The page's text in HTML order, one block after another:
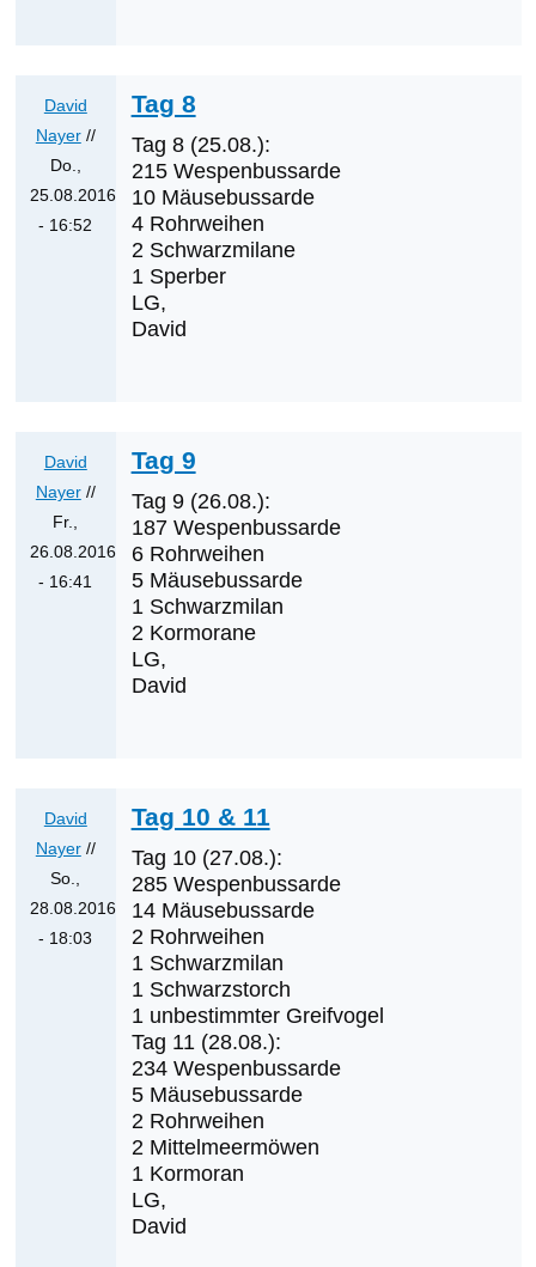
David
Nayer//
Do.,
25.08.2016
- 16:52
sein?
von
Klaus
Cerjak
Tag 8
Tag 8 (25.08.):
215 Wespenbussarde
10 Mäusebussarde
4 Rohrweihen
2 Schwarzmilane
1 Sperber
LG,
David
David
Nayer//
Fr.,
26.08.2016
- 16:41
sein?
von
Klaus
Cerjak
Tag 9
Tag 9 (26.08.):
187 Wespenbussarde
6 Rohrweihen
5 Mäusebussarde
1 Schwarzmilan
2 Kormorane
LG,
David
David
Nayer//
So.,
28.08.2016
- 18:03
Erstnachweise
Tag 10 & 11
Tag 10 (27.08.):
285 Wespenbussarde
14 Mäusebussarde
2 Rohrweihen
1 Schwarzmilan
1 Schwarzstorch
1 unbestimmter Greifvogel
Tag 11 (28.08.):
234 Wespenbussarde
5 Mäusebussarde
2 Rohrweihen
2 Mittelmeermöwen
1 Kormoran
LG,
David